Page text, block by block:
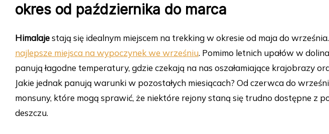
okres od października do marca
Himalajestają się idealnym miejscem na trekking w okresie od maja do
najlepsze miejsca na wypoczynek we wrześniu. Pomimo letnich upałów w
panują łagodne temperatury, gdzie czekają na nas oszałamiające krajobrazy
Jakie jednak panują warunki w pozostałych miesiącach? Od czerwca do
monsuny, które mogą sprawić, że niektóre rejony staną się trudno dostępne z
deszczu.